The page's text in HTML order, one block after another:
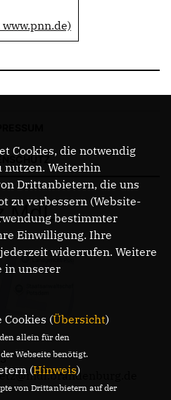
MdL
Cookies, die notwendig
nutzen. Weiterhin
Drittanbietern, die uns
zu verbessern (Website-
bestimmter
Einwilligung. Ihre
widerrufen. Weitere
in unserer
(Übersicht)
allein für den
Webseite benötigt.
(Hinweis)
von Drittanbietern auf der